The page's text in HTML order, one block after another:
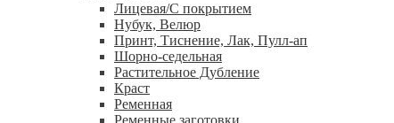
Лицевая/С покрытием
Нубук, Велюр
Принт, Тиснение, Лак, Пулл-ап
Шорно-седельная
Растительное Дубление
Краст
Ременная
Ременные заготовки